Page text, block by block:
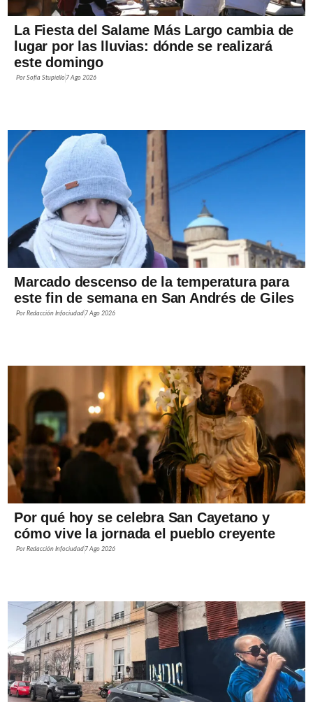
La Fiesta del Salame Más Largo cambia de
lugar por las lluvias: dónde se realizará
este domingo
PorSofía Stupiello 7 Ago 2026
Marcado descenso de la temperatura para
este fin de semana en San Andrés de Giles
PorRedacción Infociudad 7 Ago 2026
Por qué hoy se celebra San Cayetano y
cómo vive la jornada el pueblo creyente
PorRedacción Infociudad 7 Ago 2026